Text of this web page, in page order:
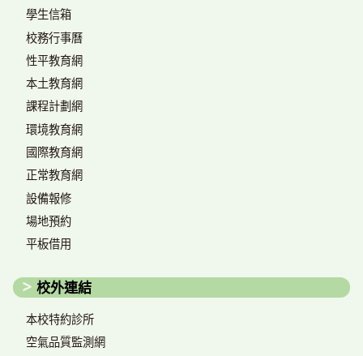
學生信箱
校務行事曆
性平教育網
本土教育網
課程計劃網
環境教育網
國際教育網
正常教育網
設備報修
場地預約
平板借用
校外連結
本校特約診所
空氣品質監測網